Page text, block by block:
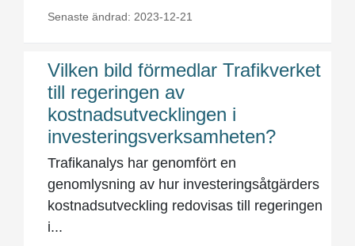
Senaste ändrad: 2023-12-21
Vilken bild förmedlar Trafikverket
till regeringen av
kostnadsutvecklingen i
investeringsverksamheten?
Trafikanalys har genomfört en
genomlysning av hur investeringsåtgärders
kostnadsutveckling redovisas till regeringen
i...